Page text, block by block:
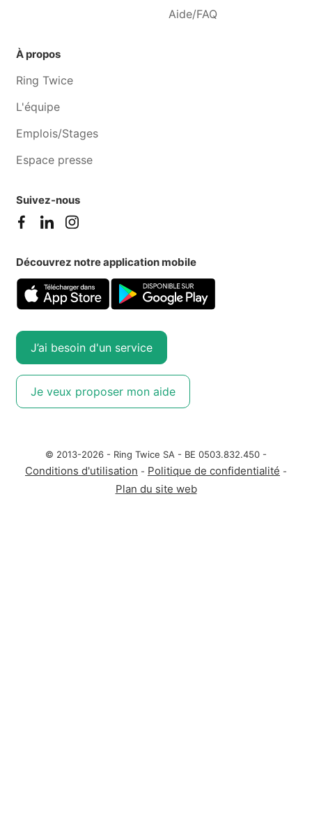
Cours de cuisine Saint-
Aide/FAQ
À propos
Ring Twice
L'équipe
Emplois/Stages
Espace presse
Suivez-nous
Découvrez notre application mobile
J’ai besoin d'un service
Je veux proposer mon aide
© 2013-2026 - Ring Twice SA - BE 0503.832.450 -
Conditions d'utilisation - Politique de confidentialité -
Plan du site web